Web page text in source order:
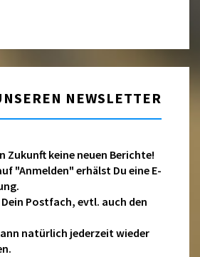
NEWSLETTER
Zukunft keine neuen Berichte!
"Anmelden" erhälst Du eine E-
Postfach, evtl. auch den
natürlich jederzeit wieder